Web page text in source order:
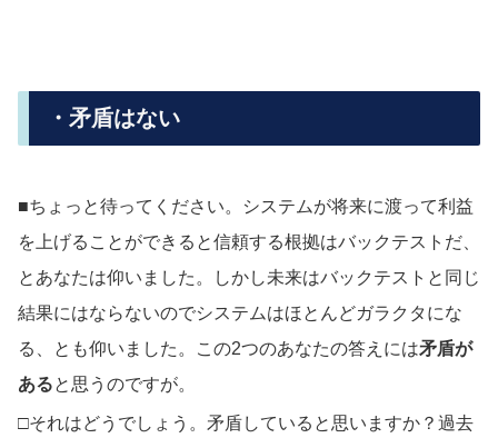
・矛盾はない
■ちょっと待ってください。システムが将来に渡って利益
を上げることができると信頼する根拠はバックテストだ、
とあなたは仰いました。しかし未来はバックテストと同じ
結果にはならないのでシステムはほとんどガラクタにな
る、とも仰いました。この2つのあなたの答えには矛盾が
あると思うのですが。
□それはどうでしょう。矛盾していると思いますか？過去